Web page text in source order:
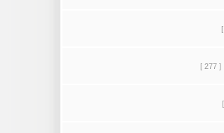
[ 277 ]